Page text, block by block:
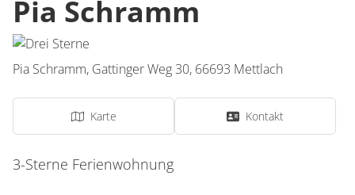
Pia Schramm
Pia Schramm, Gattinger Weg 30, 66693 Mettlach
Karte Kontakt
3-Sterne Ferienwohnung